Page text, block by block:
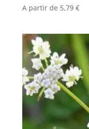
A partir de 5,79 €